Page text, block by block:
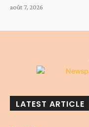
août 7, 2026
LATEST ARTICLE